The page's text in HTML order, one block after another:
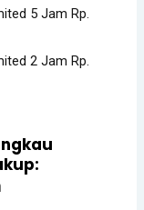
5 Jam Rp.
2 Jam Rp.